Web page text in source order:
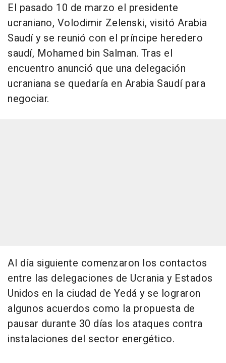
El pasado 10 de marzo el presidente
ucraniano, Volodimir Zelenski, visitó Arabia
Saudí y se reunió con el príncipe heredero
saudí, Mohamed bin Salman. Tras el
encuentro anunció que una delegación
ucraniana se quedaría en Arabia Saudí para
negociar.
Al día siguiente comenzaron los contactos
entre las delegaciones de Ucrania y Estados
Unidos en la ciudad de Yedá y se lograron
algunos acuerdos como la propuesta de
pausar durante 30 días los ataques contra
instalaciones del sector energético.